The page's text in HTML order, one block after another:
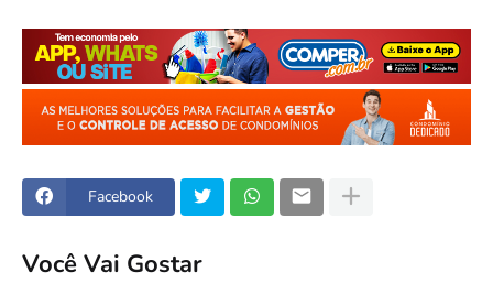
Facebook
Você Vai Gostar